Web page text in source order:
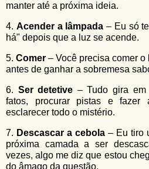
manter até a próxima ideia.
4. Acender a lâmpada – Eu só
há" depois que a luz se acende.
5. Comer – Você precisa comer o
antes de ganhar a sobremesa
6. Ser detetive – Tudo gira em
fatos, procurar pistas e fazer
esclarecer todo o mistério.
7. Descascar a cebola – Eu tiro
próxima camada a ser
vezes, algo me diz que estou
do âmago da questão.